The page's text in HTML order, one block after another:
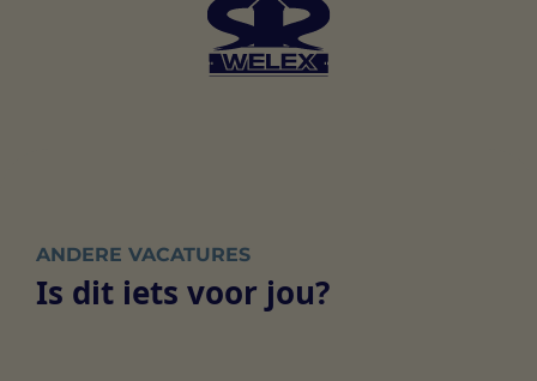
ANDERE VACATURES
Is dit iets voor jou?